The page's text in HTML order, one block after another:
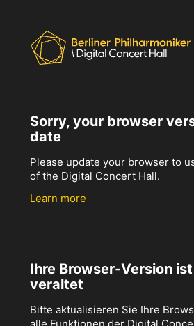
Sorry, your browser
date
Please update your browser to
of the Digital Concert Hall.
Learn more
Ihre Browser-Version
veraltet
Bitte aktualisieren Sie Ihre